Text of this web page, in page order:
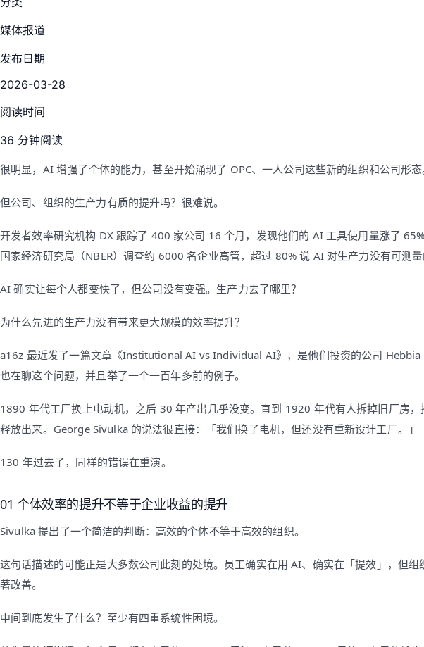
媒体报道
发布日期
2026-03-28
阅读时间
36 分钟阅读
很明显，AI 增强了个体的能力，甚至开始涌现了 OPC、一人公司这些新的组织和公司形态
但公司、组织的生产力有质的提升吗？很难说。
开发者效率研究机构 DX 跟踪了 400 家公司 16 个月，发现他们的 AI 工具使用量涨了
国家经济研究局（NBER）调查约 6000 名企业高管，超过 80% 说 AI 对生产力没有可测量
AI 确实让每个人都变快了，但公司没有变强。生产力去了哪里？
为什么先进的生产力没有带来更大规模的效率提升？
a16z 最近发了一篇文章《Institutional AI vs Individual AI》，是他们投资的公司
也在聊这个问题，并且举了一个一百年多前的例子。
1890 年代工厂换上电动机，之后 30 年产出几乎没变。直到 1920 年代有人拆掉旧厂房
释放出来。George Sivulka 的说法很直接：「我们换了电机，但还没有重新设计工厂。」
130 年过去了，同样的错误在重演。
01 个体效率的提升不等于企业收益的提升
Sivulka 提出了一个简洁的判断：高效的个体不等于高效的组织。
这句话描述的可能正是大多数公司此刻的处境。员工确实在用 AI、确实在「提效」，但
著改善。
中间到底发生了什么？至少有四重系统性困境。